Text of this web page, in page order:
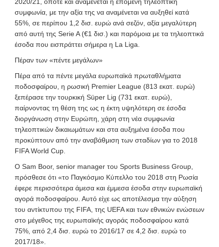
συμφωνία, με την αξία της να αναμένεται να αυξηθεί κατά
55%, σε περίπου 1,2 δισ. ευρώ ανά σεζόν, αξία μεγαλύτερη
από αυτή της Serie A (€1 δισ.) και παρόμοια με τα τηλεοπτικά
έσοδα που εισπράττει σήμερα η La Liga.
Πέραν των «πέντε μεγάλων»
Πέρα από τα πέντε μεγάλα ευρωπαϊκά πρωταθλήματα
ποδοσφαίρου, η ρωσική Premier League (813 εκατ. ευρώ)
ξεπέρασε την τουρκική Süper Lig (731 εκατ. ευρώ),
παίρνοντας τη θέση της ως η έκτη υψηλότερη σε έσοδα
διοργάνωση στην Ευρώπη, χάρη στη νέα συμφωνία
τηλεοπτικών δικαιωμάτων και στα αυξημένα έσοδα που
προκύπτουν από την αναβάθμιση των σταδίων για το 2018
FIFA World Cup.
Ο Sam Boor, senior manager του Sports Business Group,
πρόσθεσε ότι «το Παγκόσμιο Κύπελλο του 2018 στη Ρωσία
έφερε περισσότερα άμεσα και έμμεσα έσοδα στην ευρωπαϊκή
αγορά ποδοσφαίρου. Αυτό είχε ως αποτέλεσμα την αύξηση
του αντίκτυπου της FIFA, της UEFA και των εθνικών ενώσεων
στο μέγεθος της ευρωπαϊκής αγοράς ποδοσφαίρου κατά
75%, από 2,4 δισ. ευρώ το 2016/17 σε 4,2 δισ. ευρώ το
2017/18».